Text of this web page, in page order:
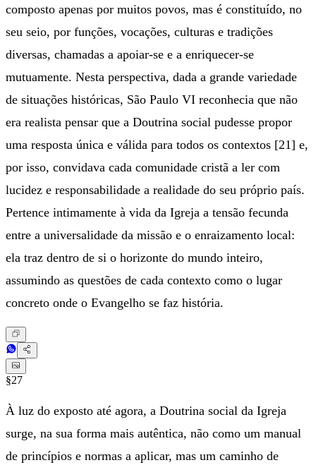
composto apenas por muitos povos, mas é constituído, no
seu seio, por funções, vocações, culturas e tradições
diversas, chamadas a apoiar-se e a enriquecer-se
mutuamente. Nesta perspectiva, dada a grande variedade
de situações históricas, São Paulo VI reconhecia que não
era realista pensar que a Doutrina social pudesse propor
uma resposta única e válida para todos os contextos [21] e,
por isso, convidava cada comunidade cristã a ler com
lucidez e responsabilidade a realidade do seu próprio país.
Pertence intimamente à vida da Igreja a tensão fecunda
entre a universalidade da missão e o enraizamento local:
ela traz dentro de si o horizonte do mundo inteiro,
assumindo as questões de cada contexto como o lugar
concreto onde o Evangelho se faz história.
§27
À luz do exposto até agora, a Doutrina social da Igreja
surge, na sua forma mais autêntica, não como um manual
de princípios e normas a aplicar, mas um caminho de